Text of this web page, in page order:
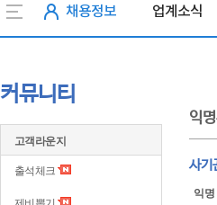
채용정보 업계소식
커뮤니티
고객라운지
출석체크
익
사기
익명